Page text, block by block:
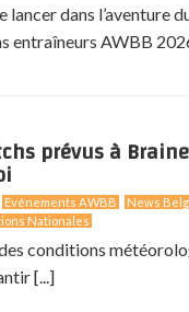
lancer dans l’aventure
entraîneurs AWBB
prévus à
Evénements AWBB News
Nationales
conditions
[...]